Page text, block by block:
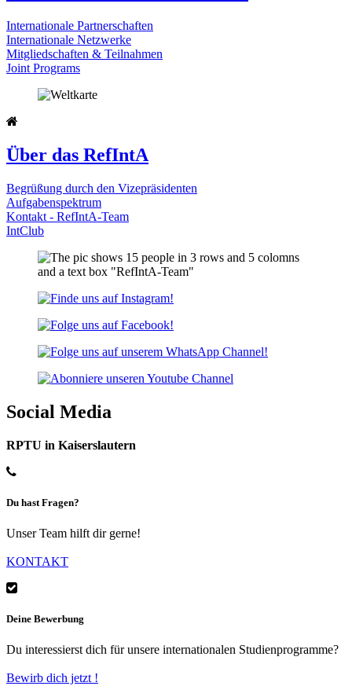
Internationale Partnerschaften
Internationale Netzwerke
Mitgliedschaften & Teilnahmen
Joint Programs
Über das RefIntA
Begrüßung durch den Vizepräsidenten
Aufgabenspektrum
Kontakt - RefIntA-Team
IntClub
Social Media
RPTU in Kaiserslautern
Du hast Fragen?
Unser Team hilft dir gerne!
KONTAKT
Deine Bewerbung
Du interessierst dich für unsere internationalen Studienprogramme?
Bewirb dich jetzt !